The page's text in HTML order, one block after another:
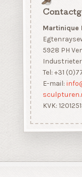
Martinique
5928 PH
Tel: +31
E-mail:
KVK: